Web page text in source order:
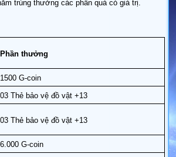
trúng thưởng các phần quà có giá trị.
Phần thưởng
1500 G-coin
03 Thẻ bảo vệ đồ vật +13
03 Thẻ bảo vệ đồ vật +13
6.000 G-coin